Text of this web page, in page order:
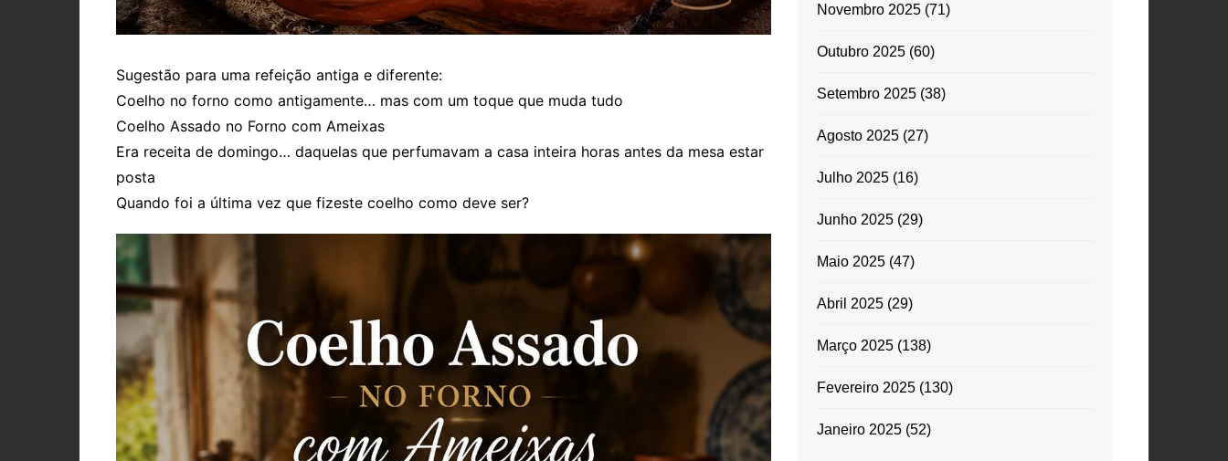
Sugestão para uma refeição antiga e diferente:
Coelho no forno como antigamente… mas com um toque que muda tudo
Coelho Assado no Forno com Ameixas
Era receita de domingo… daquelas que perfumavam a casa inteira horas antes da mesa estar
posta
Quando foi a última vez que fizeste coelho como deve ser?
Novembro 2025(71)
Outubro 2025(60)
Setembro 2025(38)
Agosto 2025(27)
Julho 2025(16)
Junho 2025(29)
Maio 2025(47)
Abril 2025(29)
Março 2025(138)
Fevereiro 2025(130)
Janeiro 2025(52)